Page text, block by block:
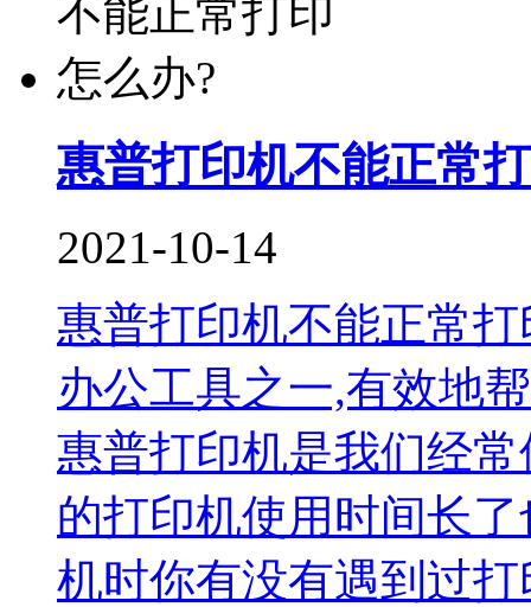
惠普打印机不能正常
2021-10-14
惠普打印机不能正常
办公工具之一,有效地
惠普打印机是我们经
的打印机使用时间长
机时你有没有遇到过